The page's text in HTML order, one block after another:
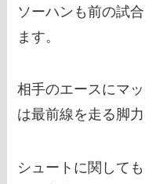
ソーハンも前の試
ます。
相手のエースにマ
は最前線を走る脚
シュートに関して